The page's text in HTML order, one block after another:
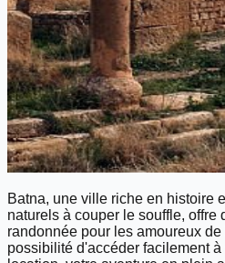
Batna, une ville riche en histoire
naturels à couper le souffle, offre
randonnée pour les amoureux
possibilité d'accéder facilement